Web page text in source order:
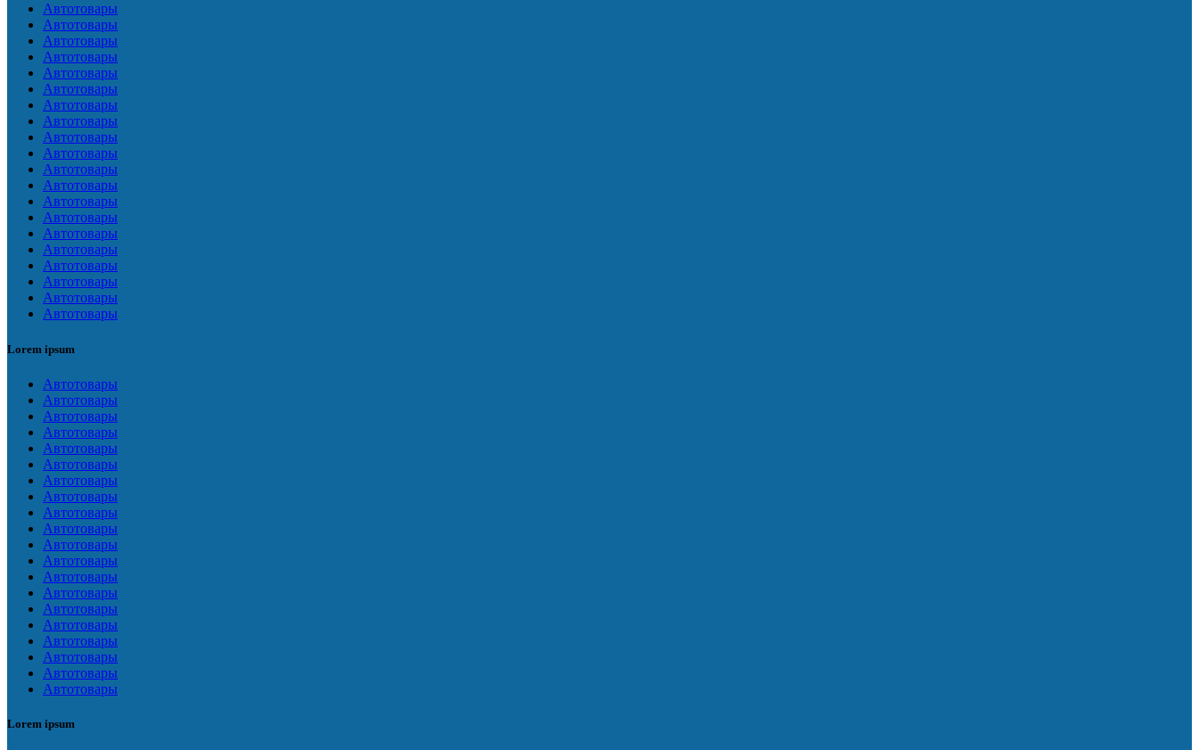
Автотовары
Автотовары
Автотовары
Автотовары
Автотовары
Автотовары
Автотовары
Автотовары
Автотовары
Автотовары
Автотовары
Автотовары
Автотовары
Автотовары
Автотовары
Автотовары
Автотовары
Автотовары
Автотовары
Автотовары
Lorem ipsum
Автотовары
Автотовары
Автотовары
Автотовары
Автотовары
Автотовары
Автотовары
Автотовары
Автотовары
Автотовары
Автотовары
Автотовары
Автотовары
Автотовары
Автотовары
Автотовары
Автотовары
Автотовары
Автотовары
Автотовары
Lorem ipsum